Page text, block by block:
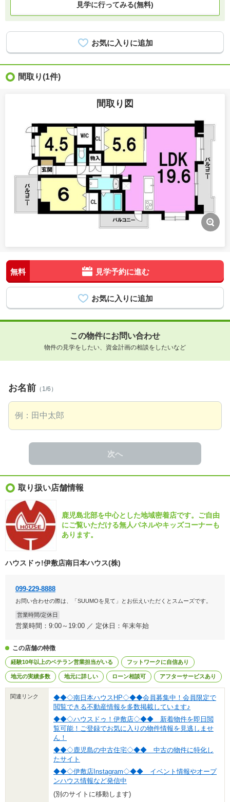
見学に行ってみる(無料)
間取り(1件)
間取り図
無料 見学予約に進む
この物件にお問い合わせ
物件の見学をしたい、資金計画の相談をしたいなど
お名前 （1/6）
次へ
取り扱い店舗情報
鹿児島北部を中心とした地域密着店です。ご自由
にご覧いただける無人パネルやキッズコーナーも
あります。
ハウスドゥ!伊敷店南日本ハウス(株)
099-229-8888
お問い合わせの際は、「SUUMOを見て」とお伝えいただくとスムーズです。
営業時間/定休日
営業時間：9:00～19:00 ／ 定休日：年末年始
この店舗の特徴
経験10年以上のベテラン営業担当がいる フットワークに自信あり
地元の実績多数 地元に詳しい ローン相談可 アフターサービスあり
関連リンク
◆◆◇南日本ハウスHP◇◆◆会員募集中！会員限定で
閲覧できる不動産情報を多数掲載しています♪
◆◆◇ハウスドゥ！伊敷店◇◆◆ 新着物件を即日閲
覧可能！ご登録でお気に入りの物件情報を見逃しませ
ん！
◆◆◇鹿児島の中古住宅◇◆◆ 中古の物件に特化し
たサイト
◆◆◇伊敷店Instagram◇◆◆ イベント情報やオープ
ンハウス情報など発信中
(別のサイトに移動します)